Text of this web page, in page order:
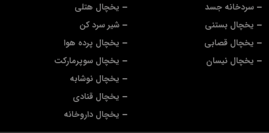
یخچال هتلی
شیر سرد کن
یخچال پرده هوا
یخچال سوپرمارکت
یخچال نوشابه
یخچال قنادی
یخچال داروخانه
سردخانه جسد
یخچال بستنی
یخچال قصابی
یخچال نیسان